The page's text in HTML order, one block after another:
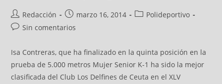
Redacción marzo 16, 2014
Polideportivo
Sin comentarios
Isa Contreras, que ha finalizado en la quinta posición en la
prueba de 5.000 metros Mujer Senior K-1 ha sido la mejor
clasificada del Club Los Delfines de Ceuta en el XLV